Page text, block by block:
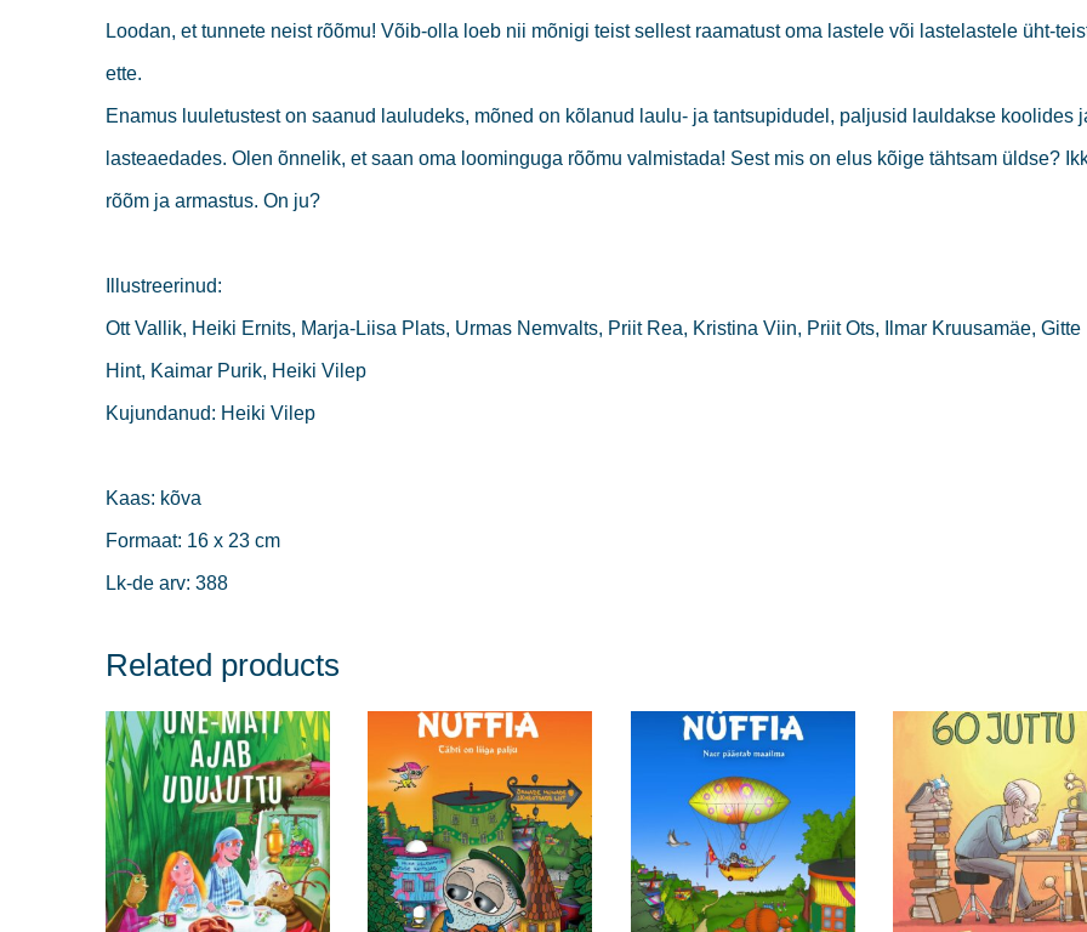
Loodan, et tunnete neist rõõmu! Võib-olla loeb nii mõnigi teist sellest raamatust oma lastele või lastelastele üht-
ette.
Enamus luuletustest on saanud lauludeks, mõned on kõlanud laulu- ja tantsupidudel, paljusid lauldakse koolides
lasteaedades. Olen õnnelik, et saan oma loominguga rõõmu valmistada! Sest mis on elus kõige tähtsam üldse?
rõõm ja armastus. On ju?
Illustreerinud:
Ott Vallik, Heiki Ernits, Marja-Liisa Plats, Urmas Nemvalts, Priit Rea, Kristina Viin, Priit Ots, Ilmar Kruusamäe, Gitte
Hint, Kaimar Purik, Heiki Vilep
Kujundanud: Heiki Vilep
Kaas: kõva
Formaat: 16 x 23 cm
Lk-de arv: 388
Related products